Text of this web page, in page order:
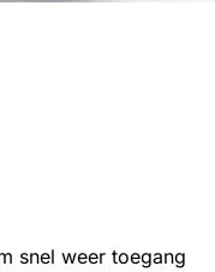
snel weer toegang